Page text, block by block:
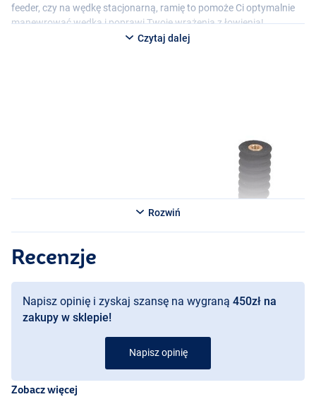
feeder, czy na wędkę stacjonarną, ramię to pomoże Ci optymalnie
manewrować wędką i poprawi Twoje wrażenia z łowienia!
Czytaj dalej
Rozwiń
Recenzje
Napisz opinię i zyskaj szansę na wygraną 450zł na
zakupy w sklepie!
Napisz opinię
Zobacz więcej